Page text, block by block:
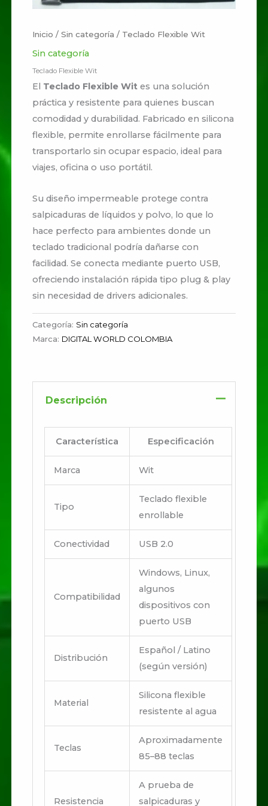
Inicio /Sin categoría / Teclado Flexible Wit
Sin categoría
Teclado Flexible Wit
El Teclado Flexible Wit es una solución
práctica y resistente para quienes buscan
comodidad y durabilidad. Fabricado en silicona
flexible, permite enrollarse fácilmente para
transportarlo sin ocupar espacio, ideal para
viajes, oficina o uso portátil.
Su diseño impermeable protege contra
salpicaduras de líquidos y polvo, lo que lo
hace perfecto para ambientes donde un
teclado tradicional podría dañarse con
facilidad. Se conecta mediante puerto USB,
ofreciendo instalación rápida tipo plug & play
sin necesidad de drivers adicionales.
Categoría: Sin categoría
Marca: DIGITAL WORLD COLOMBIA
Descripción
Característica Especificación
Marca Wit
Tipo
Teclado flexible
enrollable
Conectividad USB 2.0
Compatibilidad
Windows, Linux,
algunos
dispositivos con
puerto USB
Distribución
Español / Latino
(según versión)
Material
Silicona flexible
resistente al agua
Teclas
Aproximadamente
85–88 teclas
Resistencia
A prueba de
salpicaduras y